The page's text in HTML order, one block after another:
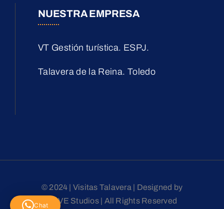
NUESTRA EMPRESA
VT Gestión turística. ESPJ.
Talavera de la Reina. Toledo
© 2024 | Visitas Talavera | Designed by
LOVE Studios | All Rights Reserved
Chat